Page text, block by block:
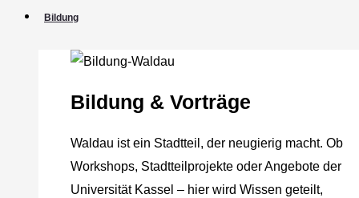
Bildung
Bildung & Vorträge
Waldau ist ein Stadtteil, der neugierig macht. Ob
Workshops, Stadtteilprojekte oder Angebote der
Universität Kassel – hier wird Wissen geteilt,